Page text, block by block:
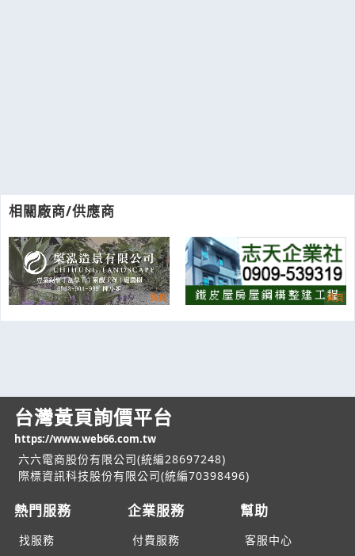
相關廠商/供應商
台灣黃頁詢價平台
https://www.web66.com.tw
六六電商股份有限公司(統編28697248)
際標資訊科技股份有限公司(統編70398496)
熱門服務
找服務
企業服務
付費服務
幫助
客服中心